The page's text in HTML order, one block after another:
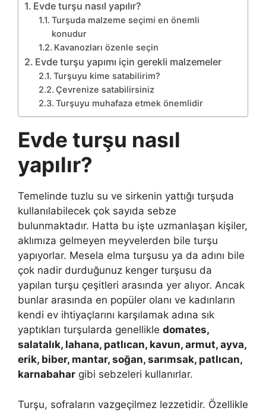
Evde turşu nasıl yapılır?
Turşuda malzeme seçimi en önemli
konudur
Kavanozları özenle seçin
Evde turşu yapımı için gerekli malzemeler
Turşuyu kime satabilirim?
Çevrenize satabilirsiniz
Turşuyu muhafaza etmek önemlidir
Evde turşu nasıl
yapılır?
Temelinde tuzlu su ve sirkenin yattığı turşuda
kullanılabilecek çok sayıda sebze
bulunmaktadır. Hatta bu işte uzmanlaşan kişiler,
aklımıza gelmeyen meyvelerden bile turşu
yapıyorlar. Mesela elma turşusu ya da adını bile
çok nadir durduğunuz kenger turşusu da
yapılan turşu çeşitleri arasında yer alıyor. Ancak
bunlar arasında en popüler olanı ve kadınların
kendi ev ihtiyaçlarını karşılamak adına sık
yaptıkları turşularda genellikle domates,
salatalık, lahana, patlıcan, kavun, armut, ayva,
erik, biber, mantar, soğan, sarımsak, patlıcan,
karnabahar gibi sebzeleri kullanırlar.
Turşu, sofraların vazgeçilmez lezzetidir. Özellikle